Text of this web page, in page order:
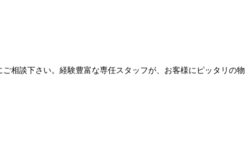
相談下さい。経験豊富な専任スタッフが、お客様にピッタリの物